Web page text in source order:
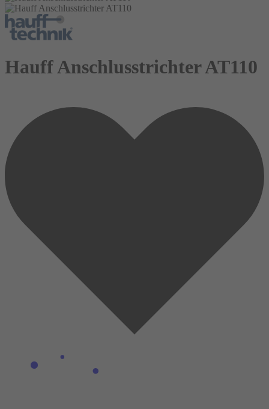
Hauff Anschlusstrichter AT110